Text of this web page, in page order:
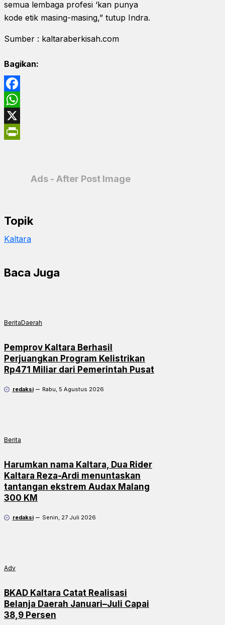
semua lembaga profesi ‘kan punya
kode etik masing-masing,” tutup Indra.
Sumber : kaltaraberkisah.com
Bagikan:
Facebook
WhatsApp
X
Ads - After Post Image
Topik
Kaltara
Baca Juga
BeritaDaerah
Pemprov Kaltara Berhasil
Perjuangkan Program Kelistrikan
Rp471 Miliar dari Pemerintah Pusat
redaksi Rabu, 5 Agustus 2026
Berita
Harumkan nama Kaltara, Dua Rider
Kaltara Reza-Ardi menuntaskan
tantangan ekstrem Audax Malang
300 KM
redaksi Senin, 27 Juli 2026
Adv
BKAD Kaltara Catat Realisasi
Belanja Daerah Januari–Juli Capai
38,9 Persen